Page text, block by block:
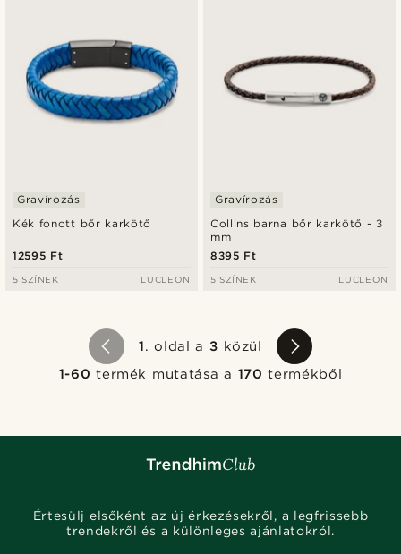
Kék fonott bőr karkötő
Gravírozás
12595 Ft
5 SZÍNEK LUCLEON
Collins barna bőr karkötő - 3
mm
Gravírozás
8395 Ft
5 SZÍNEK LUCLEON
1. oldal a 3 közül
1-60 termék mutatása a 170 termékből
Értesülj elsőként az új érkezésekről, a legfrissebb
trendekről és a különleges ajánlatokról.